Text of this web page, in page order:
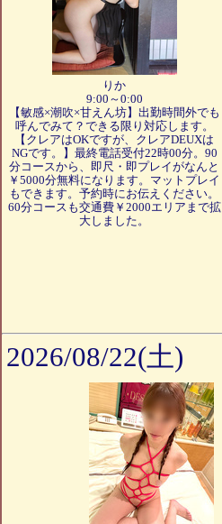
りか
9:00～0:00
【敏感×潮吹×甘えん坊】出勤時間外でも
呼んでみて？できる限り対応します。
【クレアはOKですが、クレアDEUXは
NGです。】最終電話受付22時00分。90
分コースから、即尺・即プレイがなんと
￥5000分無料になります。マットプレイ
もできます。予約時にお伝えください。
60分コースも交通費￥2000エリアまで拡
大しました。
2026/08/22(土)